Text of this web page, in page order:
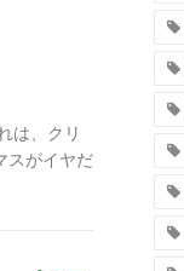
は、クリ
スがイヤだ